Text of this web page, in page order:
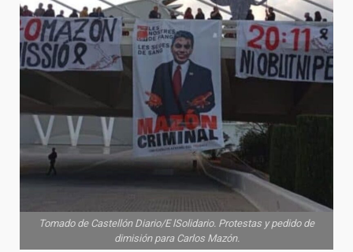
Tomado de Castellón Diario/E lSolidario. Protestas y pedido de
dimisión para Carlos Mazón.